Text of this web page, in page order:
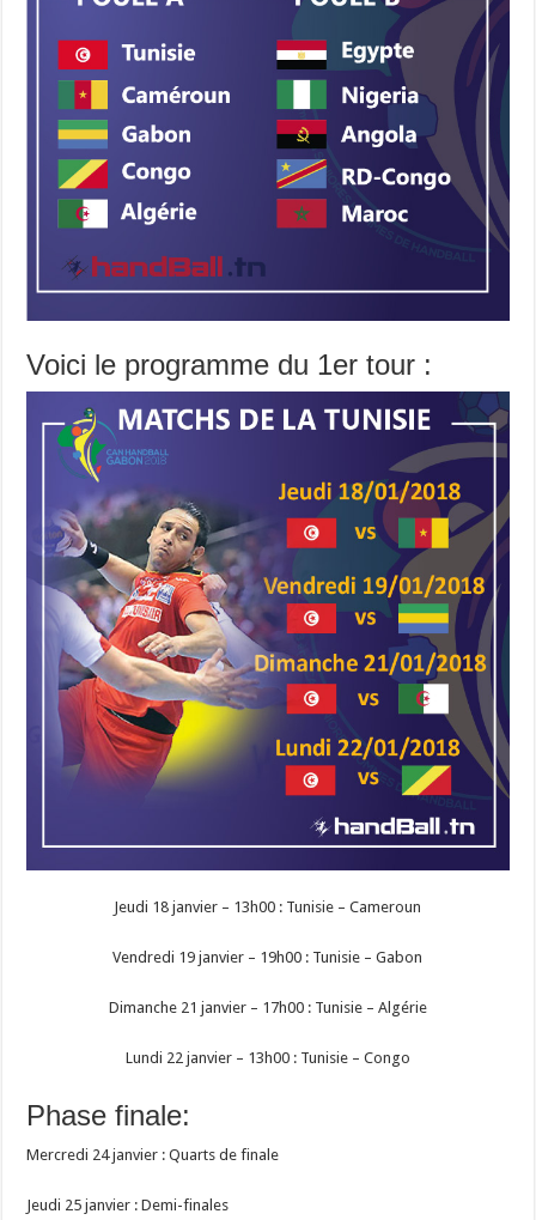
Voici le programme du 1er tour :
Jeudi 18 janvier – 13h00 : Tunisie – Cameroun
Vendredi 19 janvier – 19h00 : Tunisie – Gabon
Dimanche 21 janvier – 17h00 : Tunisie – Algérie
Lundi 22 janvier – 13h00 : Tunisie – Congo
Phase finale:
Mercredi 24 janvier : Quarts de finale
Jeudi 25 janvier : Demi-finales